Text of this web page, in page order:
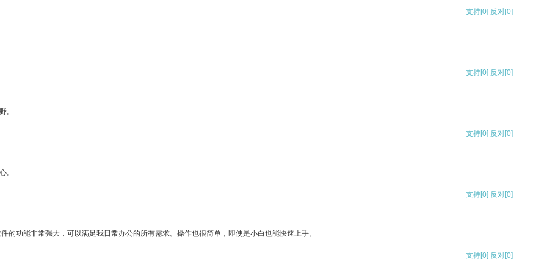
支持[0] 反对[0]
支持[0] 反对[0]
。
支持[0] 反对[0]
。
支持[0] 反对[0]
功能非常强大，可以满足我日常办公的所有需求。操作也很简单，即使是小白也能快速上手。
支持[0] 反对[0]